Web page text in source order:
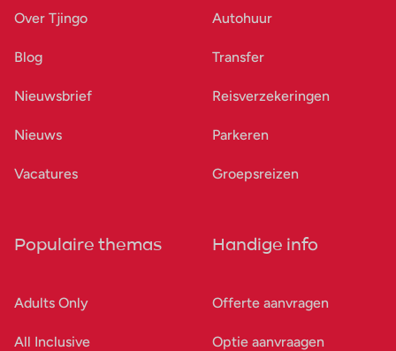
Over Tjingo
Blog
Nieuwsbrief
Nieuws
Vacatures
Autohuur
Transfer
Reisverzekeringen
Parkeren
Groepsreizen
Populaire themas
Adults Only
All Inclusive
Handige info
Offerte aanvragen
Optie aanvraagen